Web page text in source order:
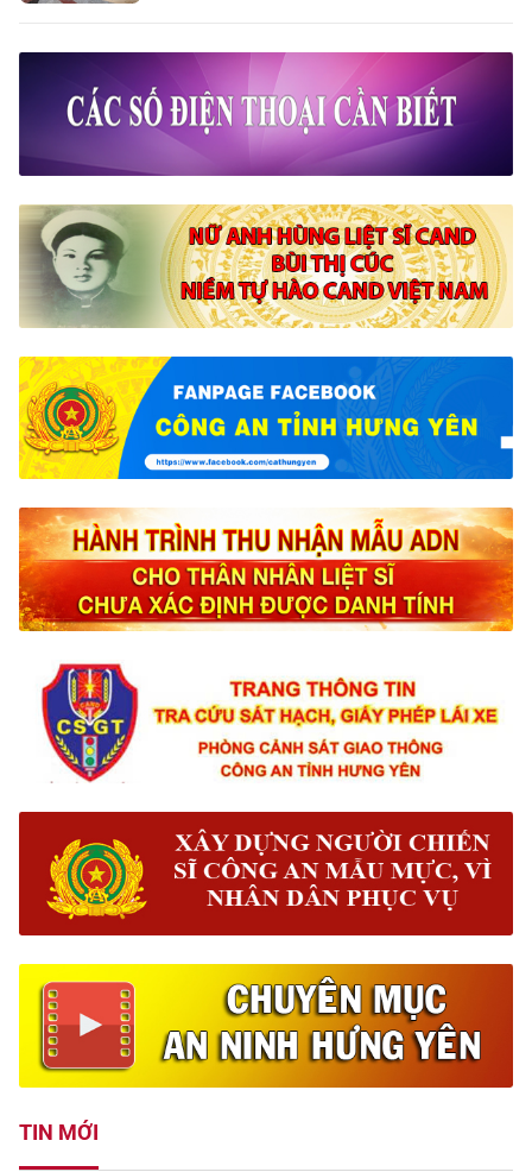
TIN MỚI